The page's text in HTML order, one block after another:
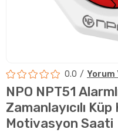
0.0 Yorum
NPO NPT51
Zamanlayıcılı
Motivasyon Saati